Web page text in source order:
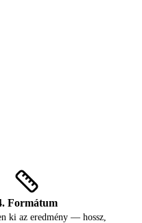
Formátum
ki az eredmény — hossz,